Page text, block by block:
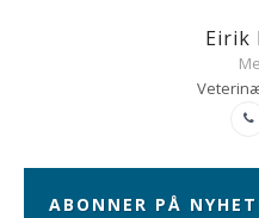
Eirik
ABONNER PÅ